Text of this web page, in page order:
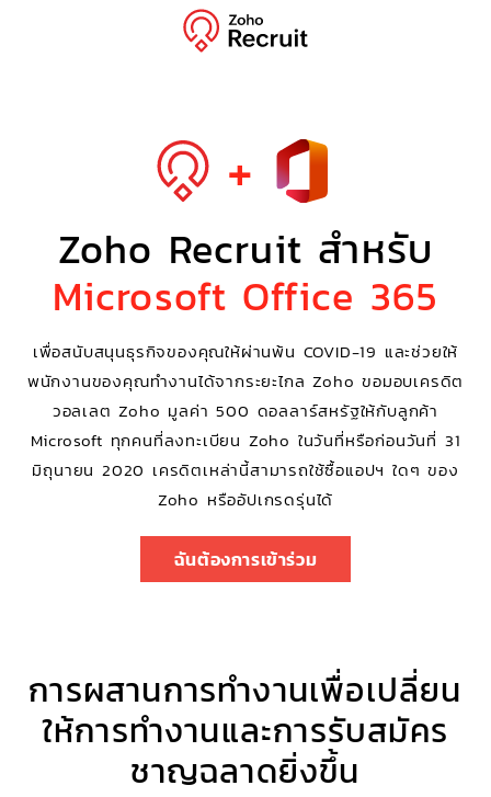
+
Zoho Recruit สำหรับ
Microsoft Office 365
เพื่อสนับสนุนธุรกิจของคุณให้ผ่านพ้น COVID-19 และช่วยให้
พนักงานของคุณทำงานได้จากระยะไกล Zoho ขอมอบเครดิต
วอลเลต Zoho มูลค่า 500 ดอลลาร์สหรัฐให้กับลูกค้า
Microsoft ทุกคนที่ลงทะเบียน Zoho ในวันที่หรือก่อนวันที่ 31
มิถุนายน 2020 เครดิตเหล่านี้สามารถใช้ซื้อแอปฯ ใดๆ ของ
Zoho หรืออัปเกรดรุ่นได้
ฉันต้องการเข้าร่วม
การผสานการทำงานเพื่อเปลี่ยน
ให้การทำงานและการรับสมัคร
ชาญฉลาดยิ่งขึ้น